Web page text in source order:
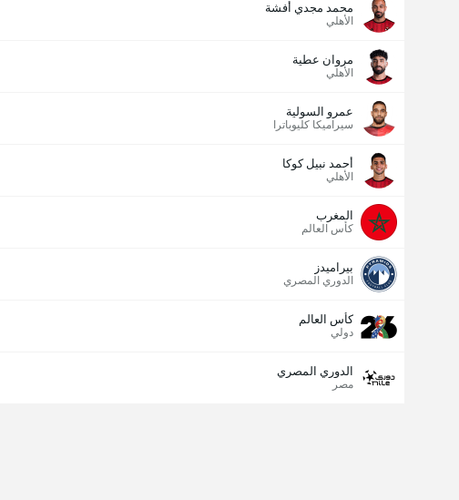
محمد مجدي أفشة
الأهلي
مروان عطية
الأهلي
عمرو السولية
سيراميكا كليوباترا
أحمد نبيل كوكا
الأهلي
المغرب
كأس العالم
بيراميدز
الدوري المصري
كأس العالم
دولي
الدوري المصري
مصر